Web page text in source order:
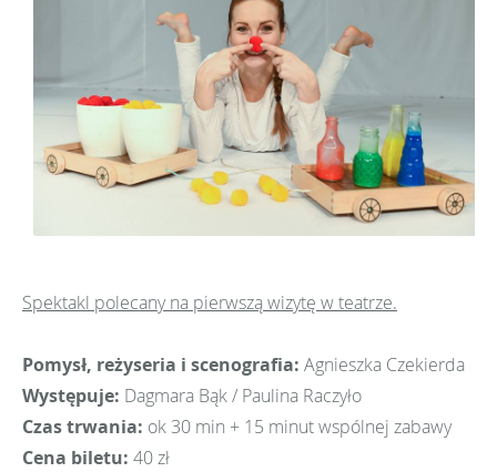
Spektakl polecany na pierwszą wizytę w teatrze.
Pomysł, reżyseria i scenografia: Agnieszka Czekierda
Występuje: Dagmara Bąk / Paulina Raczyło
Czas trwania: ok 30 min + 15 minut wspólnej zabawy
Cena biletu: 40 zł